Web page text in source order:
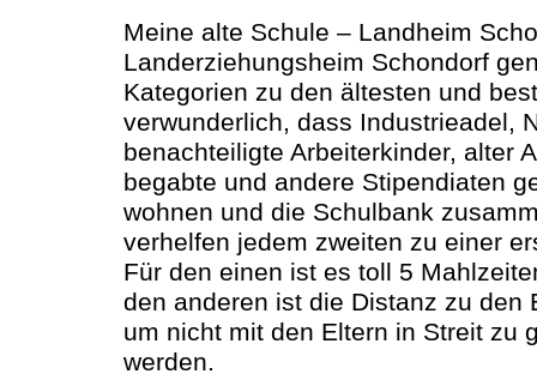
Meine alte Schule – Landheim
Landerziehungsheim Schondorf
Kategorien zu den ältesten und
verwunderlich, dass Industrieadel,
benachteiligte Arbeiterkinder, alter
begabte und andere Stipendiaten
wohnen und die Schulbank
verhelfen jedem zweiten zu einer
Für den einen ist es toll 5
den anderen ist die Distanz zu den
um nicht mit den Eltern in Streit zu
werden.